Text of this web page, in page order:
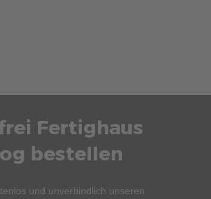
Fertighaus
bestellen
und unverbindlich unseren